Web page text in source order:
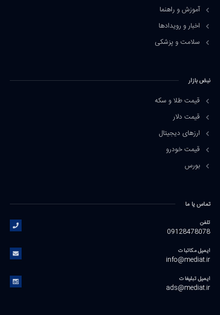
آموزش و راهنما
اخبار و رویدادها
سلامت و پزشکی
نبض بازار
قیمت طلا و سکه
قیمت دلار
ارزهای دیجیتال
قیمت خودرو
بورس
تماس یا ما
تلفن
09128478078
ایمیل مکاتبات
info@mediat.ir
ایمیل تبلیغات
ads@mediat.ir